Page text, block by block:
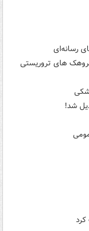
رسانه‌ای
شد!
کرد